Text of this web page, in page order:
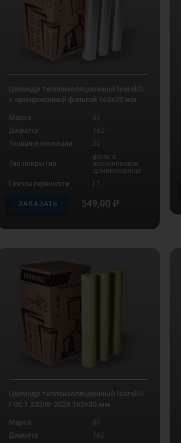
Цилиндр теплоизоляционный Isoroll®
с армированной фольгой 162х20 мм
Марка
80
Диаметр
162
Толщина изоляции
20
Тип покрытия
фольга
алюминиевая
армированная
Группа горючести
Г1
ЗАКАЗАТЬ 549,00 ₽
Цилиндр теплоизоляционный Isoroll®
ГОСТ 23208-2023 162×30 мм
Марка
80
Диаметр
162